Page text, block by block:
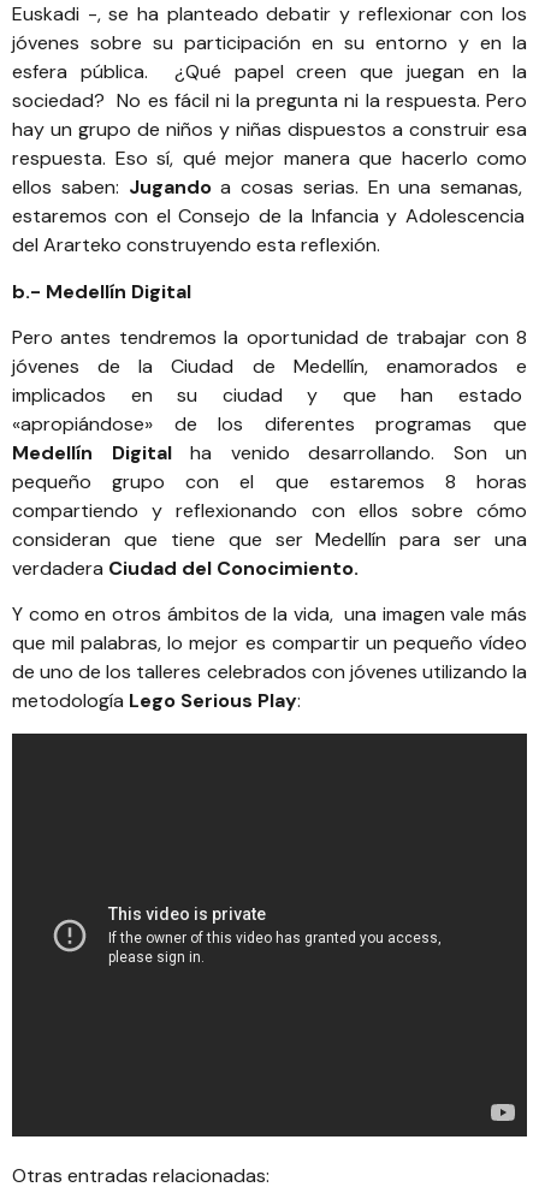
Euskadi -, se ha planteado debatir y reflexionar con los
jóvenes sobre su participación en su entorno y en la
esfera pública. ¿Qué papel creen que juegan en la
sociedad? No es fácil ni la pregunta ni la respuesta. Pero
hay un grupo de niños y niñas dispuestos a construir esa
respuesta. Eso sí, qué mejor manera que hacerlo como
ellos saben: Jugandoa cosas serias. En una semanas,
estaremos con el Consejo de la Infancia y Adolescencia
del Ararteko construyendo esta reflexión.
b.- Medellín Digital
Pero antes tendremos la oportunidad de trabajar con 8
jóvenes de la Ciudad de Medellín, enamorados e
implicados en su ciudad y que han estado
«apropiándose» de los diferentes programas que
Medellín Digitalha venido desarrollando. Son un
pequeño grupo con el que estaremos 8 horas
compartiendo y reflexionando con ellos sobre cómo
consideran que tiene que ser Medellín para ser una
verdadera Ciudad del Conocimiento.
Y como en otros ámbitos de la vida, una imagen vale más
que mil palabras, lo mejor es compartir un pequeño vídeo
de uno de los talleres celebrados con jóvenes utilizando la
metodología Lego Serious Play:
Otras entradas relacionadas: